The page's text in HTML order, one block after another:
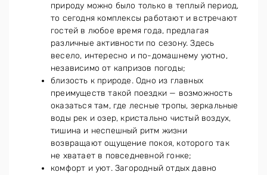
природу можно было только в теплый период,
то сегодня комплексы работают и встречают
гостей в любое время года, предлагая
различные активности по сезону. Здесь
весело, интересно и по-домашнему уютно,
независимо от капризов погоды;
близость к природе. Одно из главных
преимуществ такой поездки — возможность
оказаться там, где лесные тропы, зеркальные
воды рек и озер, кристально чистый воздух,
тишина и неспешный ритм жизни
возвращают ощущение покоя, которого так
не хватает в повседневной гонке;
комфорт и уют. Загородный отдых давно